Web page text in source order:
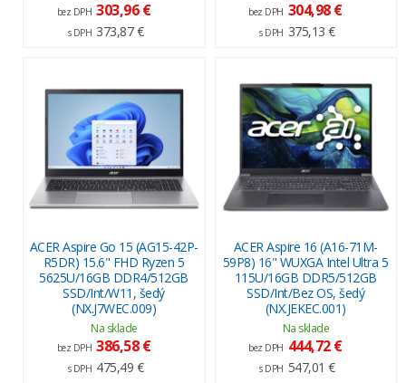
bez DPH 303,96 €
s DPH 373,87 €
bez DPH 304,98 €
s DPH 375,13 €
ACER Aspire Go 15 (AG15-42P-
R5DR) 15.6" FHD Ryzen 5
5625U/16GB DDR4/512GB
SSD/Int/W11, šedý
(NX.J7WEC.009)
Na sklade
bez DPH 386,58 €
s DPH 475,49 €
ACER Aspire 16 (A16-71M-
59P8) 16" WUXGA Intel Ultra 5
115U/16GB DDR5/512GB
SSD/Int/Bez OS, šedý
(NX.JEKEC.001)
Na sklade
bez DPH 444,72 €
s DPH 547,01 €